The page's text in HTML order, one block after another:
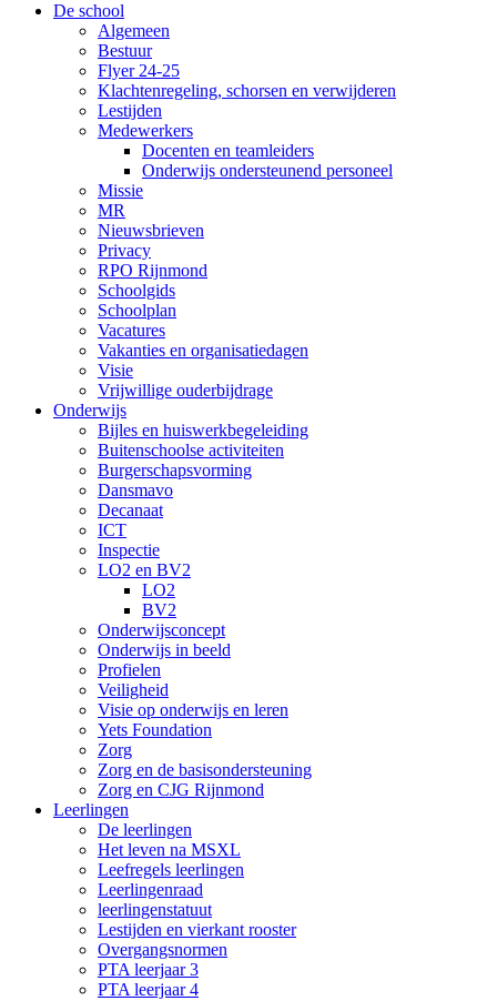
De school
Algemeen
Bestuur
Flyer 24-25
Klachtenregeling, schorsen en verwijderen
Lestijden
Medewerkers
Docenten en teamleiders
Onderwijs ondersteunend personeel
Missie
MR
Nieuwsbrieven
Privacy
RPO Rijnmond
Schoolgids
Schoolplan
Vacatures
Vakanties en organisatiedagen
Visie
Vrijwillige ouderbijdrage
Onderwijs
Bijles en huiswerkbegeleiding
Buitenschoolse activiteiten
Burgerschapsvorming
Dansmavo
Decanaat
ICT
Inspectie
LO2 en BV2
LO2
BV2
Onderwijsconcept
Onderwijs in beeld
Profielen
Veiligheid
Visie op onderwijs en leren
Yets Foundation
Zorg
Zorg en de basisondersteuning
Zorg en CJG Rijnmond
Leerlingen
De leerlingen
Het leven na MSXL
Leefregels leerlingen
Leerlingenraad
leerlingenstatuut
Lestijden en vierkant rooster
Overgangsnormen
PTA leerjaar 3
PTA leerjaar 4